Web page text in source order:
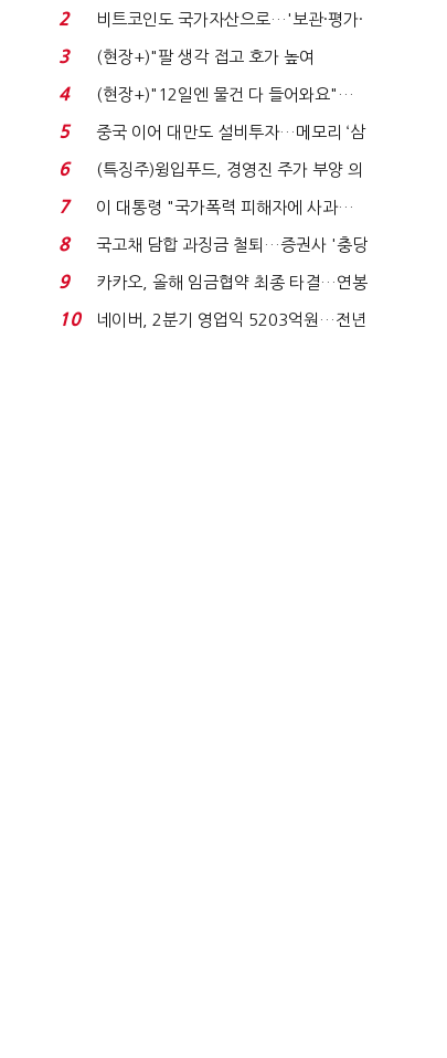
로봇·AI 등 논...
2
비트코인도 국가자산으로…'보관·평가·
처분' 기준은 ...
3
(현장+)"팔 생각 접고 호가 높여
요"…'덜 똘똘한 한 채' 20...
4
(현장+)"12일엔 물건 다 들어와요"…
빈 매대 채우며 문 연 ...
5
중국 이어 대만도 설비투자…메모리 ‘삼
국전쟁’
6
(특징주)윙입푸드, 경영진 주가 부양 의
지에 상한가...
7
이 대통령 "국가폭력 피해자에 사과…
적극적 조사로 진...
8
국고채 담합 과징금 철퇴…증권사 '충당
금 폭탄' 우려...
9
카카오, 올해 임금협약 최종 타결…연봉
6.3% 인상·격려...
10
네이버, 2분기 영업익 5203억원…전년